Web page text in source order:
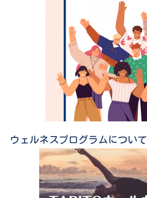
ウェルネスプログラムについて